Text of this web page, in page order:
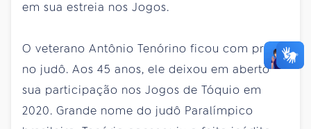
em sua estreia nos Jogos.
O veterano Antônio Tenórino ficou com prata
no judô. Aos 45 anos, ele deixou em aberto
sua participação nos Jogos de Tóquio em
2020. Grande nome do judô Paralímpico